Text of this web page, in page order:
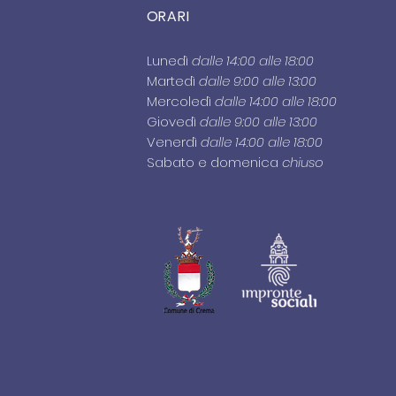
ORARI
Lunedì dalle 14:00 alle 18:00
Martedì dalle 9:00 alle 13:00
Mercoledì dalle 14:00 alle 18:00
Giovedì dalle 9:00 alle 13:00
Venerdì dalle 14:00 alle 18:00
Sabato e domenica chiuso